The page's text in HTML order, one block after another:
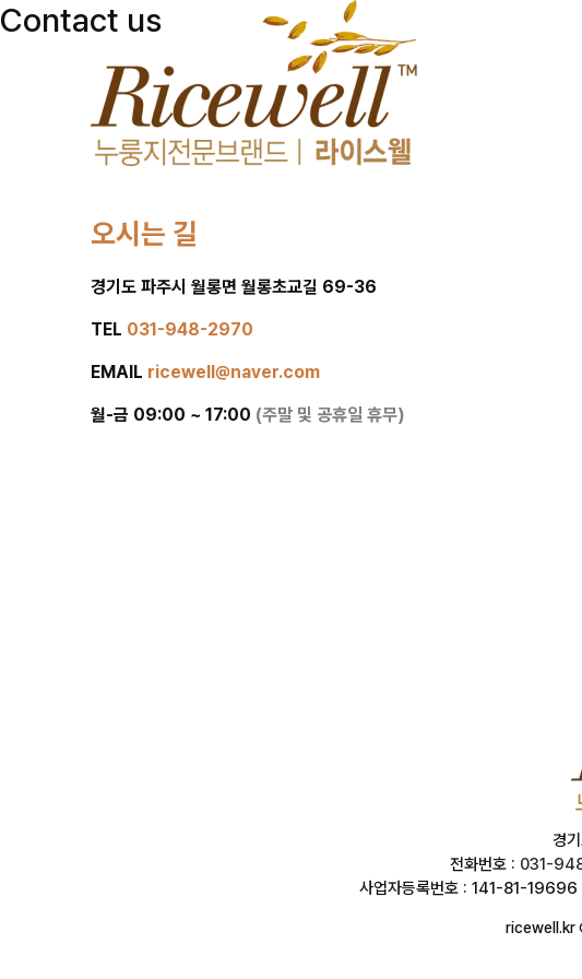
Contact us
Contact us
오시는 길
경기도 파주시 월롱면 월롱초교길 69-36
TEL 031-948-2970
EMAIL ricewell@naver.com
월-금 09:00 ~ 17:00 (주말 및 공휴일 휴무)
경
전화번호 : 031-
사업자등록번호 : 141-81-
ricewell.kr